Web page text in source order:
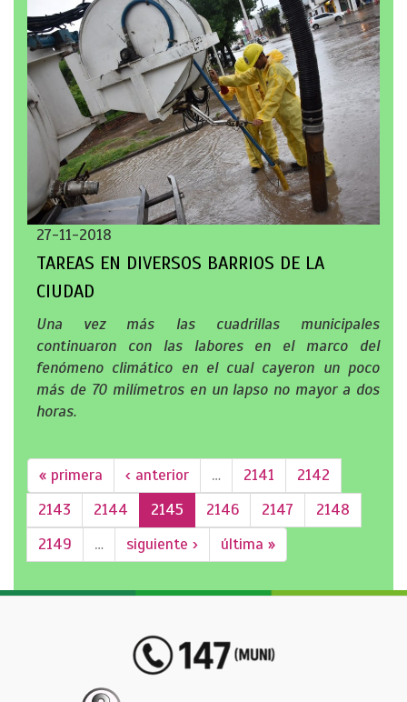
27-11-2018
TAREAS EN DIVERSOS BARRIOS DE LA
CIUDAD
Una vez más las cuadrillas municipales
continuaron con las labores en el marco del
fenómeno climático en el cual cayeron un poco
más de 70 milímetros en un lapso no mayor a dos
horas.
« primera ‹ anterior … 2141
2142
2143
2144 2145 2146 2147
2148
2149
… siguiente › última »